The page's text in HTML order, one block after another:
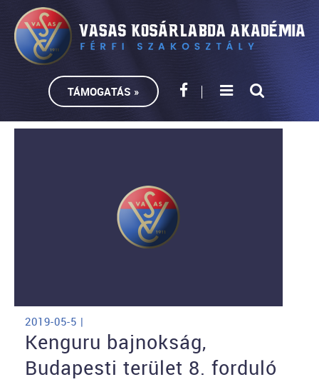
TÁMOGATÁS »
2019-05-5 |
Kenguru bajnokság,
Budapesti terület 8. forduló